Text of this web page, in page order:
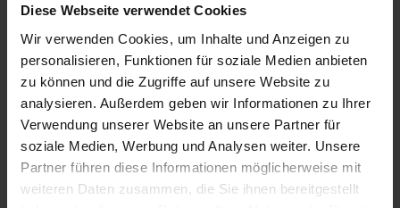
Diese Webseite verwendet Cookies
Wir verwenden Cookies, um Inhalte und Anzeigen zu
personalisieren, Funktionen für soziale Medien anbieten
zu können und die Zugriffe auf unsere Website zu
analysieren. Außerdem geben wir Informationen zu Ihrer
Verwendung unserer Website an unsere Partner für
soziale Medien, Werbung und Analysen weiter. Unsere
Partner führen diese Informationen möglicherweise mit
weiteren Daten zusammen, die Sie ihnen bereitgestellt
Phoenix Kreuzfahrten Swiss Crystal
/
Kabinen und Deckplan